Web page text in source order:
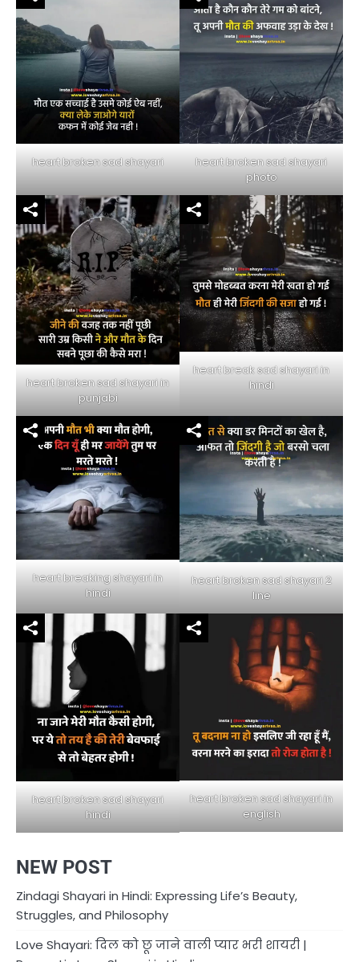
heart broken sad shayari
heart broken sad shayari
photo
heart broken sad shayari in
punjabi
heart break sad shayari in
hindi
heart breaking shayari in
hindi
heart broken sad shayari 2
line
heart broken sad shayari
hindi
heart broken sad shayari in
english
NEW POST
Zindagi Shayari in Hindi: Expressing Life’s Beauty,
Struggles, and Philosophy
Love Shayari: दिल को छू जाने वाली प्यार भरी शायरी |